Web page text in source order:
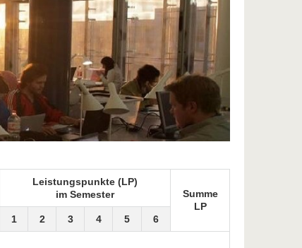
Leistungspunkte (LP)
im Semester
Summe
LP
1
2 3 4 5 6